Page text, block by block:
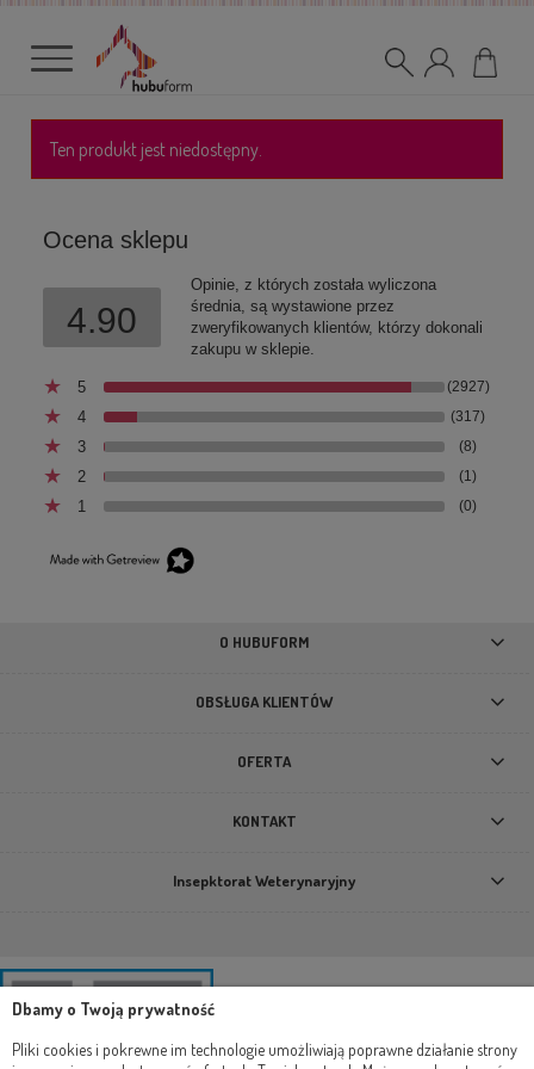
Ten produkt jest niedostępny.
Ocena sklepu
4.90
Opinie, z których została wyliczona
średnia, są wystawione przez
zweryfikowanych klientów, którzy dokonali
zakupu w sklepie.
5 (2927)
4 (317)
3 (8)
2 (1)
1 (0)
O HUBUFORM
OBSŁUGA KLIENTÓW
OFERTA
KONTAKT
Insepktorat Weterynaryjny
Dbamy o Twoją prywatność
Pliki cookies i pokrewne im technologie umożliwiają poprawne działanie strony